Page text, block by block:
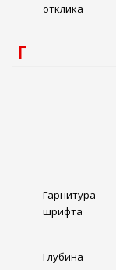
отклика
Г
Гарнитура
шрифта
Глубина